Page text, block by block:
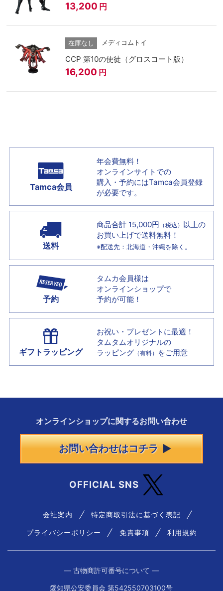
13,200 円
在庫なし メディコムトイ
CCP 第10の使徒（グロスコート版）
16,200 円
Tamca会員
年会費無料！
オンラインサイトでの
購入・予約にはTamca会員登録
が必要です。
送料
商品合計 15,000円 （税込） 以上の
お買い上げで送料無料！
※配送先：北海道・沖縄を除く。
予約
タムカ会員様は
オンラインショップで
予約が可能！
ギフトラッピング
お祝い・プレゼントに最適！
タムタムオリジナルの
ラッピング （有料） をご用意
オンラインショップに関するお問い合わせ
お問い合わせはコチラ
OFFICIAL SNS
会社案内 特定商取引法に基づく表記
プライバシーポリシー 免責事項 利用規約
― 古物商許可番号について ―
愛知県公安委員会 第542550703100号